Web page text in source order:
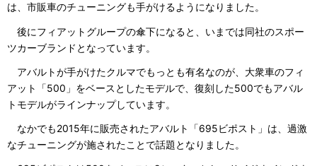
は、市販車のチューニングも手がけるようになりました。
後にフィアットグループの傘下になると、いまでは同社のスポー
ツカーブランドとなっています。
アバルトが手がけたクルマでもっとも有名なのが、大衆車のフィ
アット「500」をベースとしたモデルで、復刻した500でもアバル
トモデルがラインナップしています。
なかでも2015年に販売されたアバルト「695ビポスト」は、過激
なチューニングが施されたことで話題となりました。